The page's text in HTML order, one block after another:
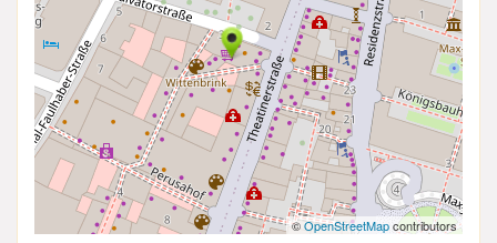
©OpenStreetMapcontributors